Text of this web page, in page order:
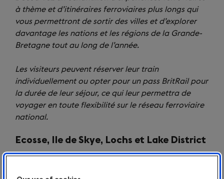
à thème et d’itinéraires ferroviaires plus longs qui
vous permettront de sortir des villes et d’explorer
davantage les nations et les régions de la Grande-
Bretagne tout au long de l’année.
Les visiteurs peuvent réserver leur train
individuellement ou opter pour un pass BritRail pour
la durée de leur séjour, ce qui leur permettra de
voyager en toute flexibilité sur le réseau ferroviaire
national.
Ecosse, Ile de Skye, Lochs et Lake District
Skye - Inverness – Glasgow – Windermere